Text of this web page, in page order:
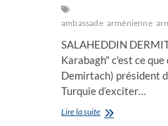
ambassade arménienne
SALAHEDDIN
Karabagh" c'est ce
Demirtach) président
Turquie d’exciter…
Lire la suite“L’Azerbaïdjan